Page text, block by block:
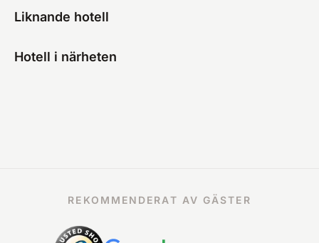
Liknande hotell
Hotell i närheten
REKOMMENDERAT AV GÄSTER